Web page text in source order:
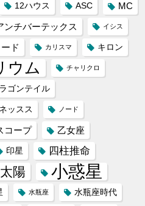
12ハウス ASC MC
ンチバーテックス イシス
ド カリスマ キロン
ウム チャリクロ
ラゴンテイル
ネッスス ノード
コープ 乙女座
印星 四柱推命
太陽 小惑星
水瓶座 水瓶座時代